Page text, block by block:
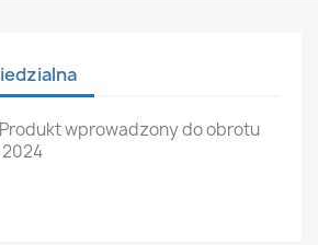
Produkt wprowadzony do obrotu